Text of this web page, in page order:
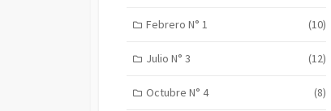
Febrero N° 1 (10)
Julio N° 3 (12)
Octubre N° 4 (8)